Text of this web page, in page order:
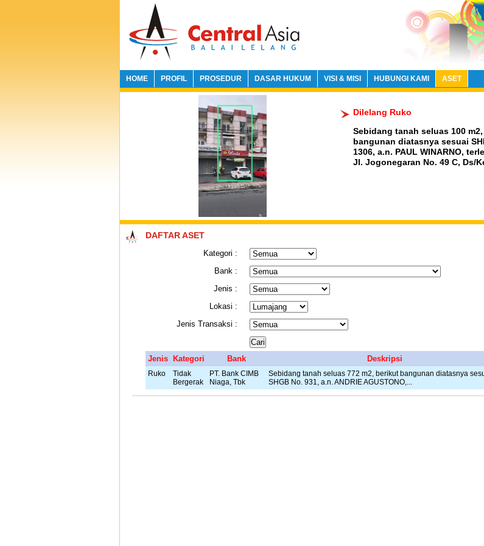
HOME PROFIL PROSEDUR DASAR HUKUM VISI & MISI HUBUNGI KAMI ASET
Dilelang Ruko
Sebidang tanah seluas 100
bangunan diatasnya sesuai
1306, a.n. PAUL WINARNO,
Jl. Jogonegaran No. 49 C, Ds/
DAFTAR ASET
Kategori :
Bank :
Jenis :
Lokasi :
Jenis Transaksi :
Jenis Kategori Bank Deskripsi
Ruko
Tidak
Bergerak
PT. Bank CIMB
Niaga, Tbk
Sebidang tanah seluas 772 m2, berikut bangunan diatasnya
SHGB No. 931, a.n. ANDRIE AGUSTONO,...